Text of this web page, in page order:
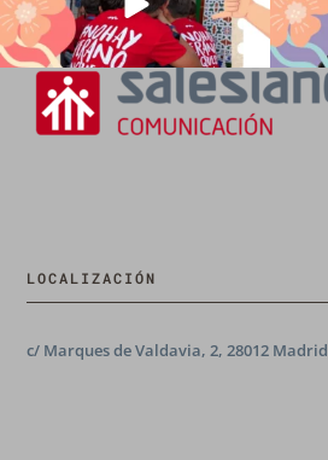
LOCALIZACIÓN
c/ Marques de Valdavia, 2, 28012 Madrid